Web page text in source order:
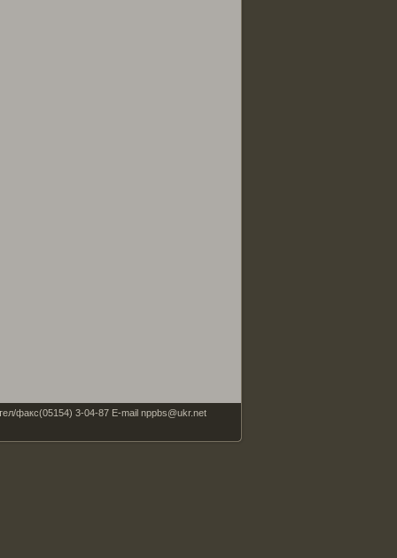
3-04-87 E-mail nppbs@ukr.net